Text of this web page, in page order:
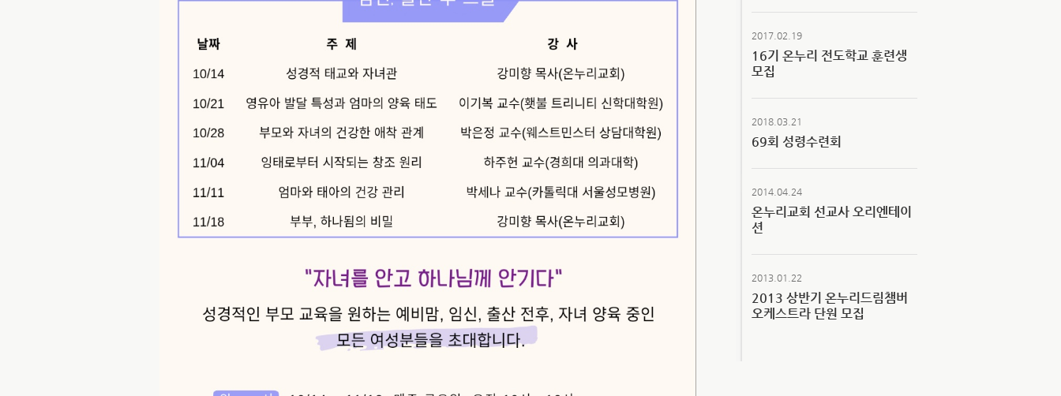
2017.02.19
16기 온누리 전도학교 훈련생
모집
2018.03.21
69회 성령수련회
2014.04.24
온누리교회 선교사 오리엔테이
션
2013.01.22
2013 상반기 온누리드림챔버
오케스트라 단원 모집